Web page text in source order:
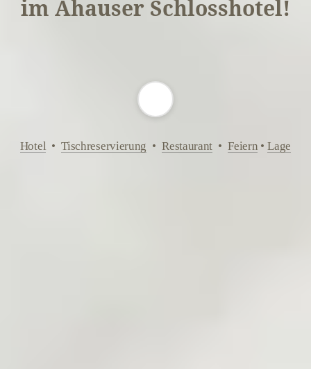
im Ahauser Schlosshotel!
Hotel • Tischreservierung • Restaurant • Feiern • Lage